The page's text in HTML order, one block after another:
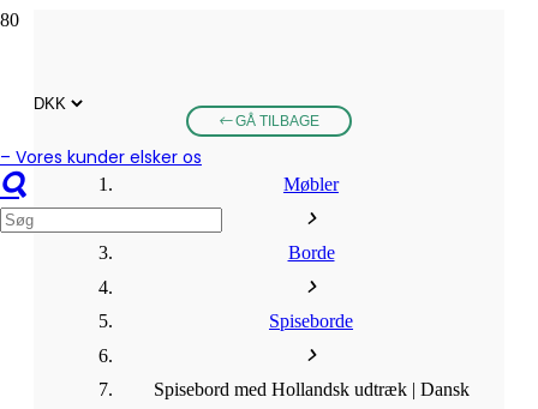
– Vores kunder elsker os
GÅ TILBAGE
Møbler
Borde
Spiseborde
Spisebord med Hollandsk udtræk | Dansk